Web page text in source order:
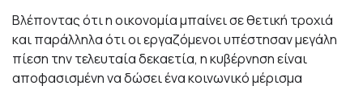
Βλέποντας ότι η οικονομία μπαίνει σε θετική τροχιά
και παράλληλα ότι οι εργαζόμενοι υπέστησαν μεγάλη
πίεση την τελευταία δεκαετία, η κυβέρνηση είναι
αποφασισμένη να δώσει ένα κοινωνικό μέρισμα